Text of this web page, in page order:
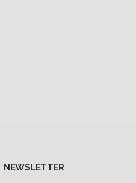
NEWSLETTER